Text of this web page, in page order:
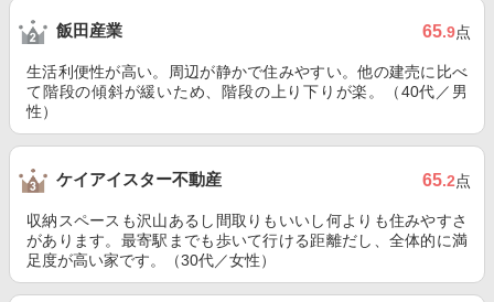
飯田産業 65.9点
生活利便性が高い。周辺が静かで住みやすい。他の建売に比べ
て階段の傾斜が緩いため、階段の上り下りが楽。（40代／男
性）
ケイアイスター不動産 65.2点
収納スペースも沢山あるし間取りもいいし何よりも住みやすさ
があります。最寄駅までも歩いて行ける距離だし、全体的に満
足度が高い家です。（30代／女性）